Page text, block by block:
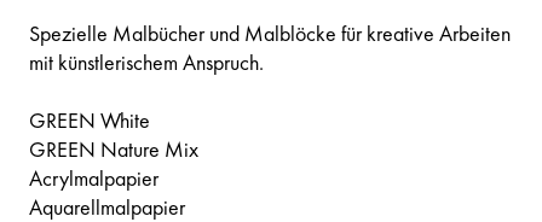
Spezielle Malbücher und Malblöcke für kreative Arbeiten
mit künstlerischem Anspruch.
GREEN White
GREEN Nature Mix
Acrylmalpapier
Aquarellmalpapier